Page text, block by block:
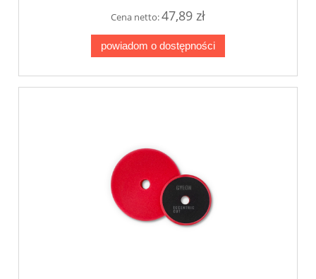
Cena netto:47,89 zł
powiadom o dostępności